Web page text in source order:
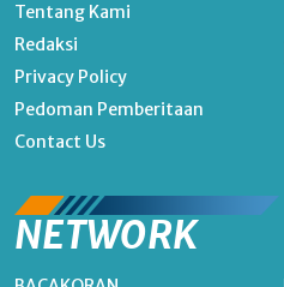
Tentang Kami
Redaksi
Privacy Policy
Pedoman Pemberitaan
Contact Us
NETWORK